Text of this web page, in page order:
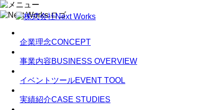
企業理念CONCEPT
事業内容BUSINESS OVERVIEW
イベントツールEVENT TOOL
実績紹介CASE STUDIES